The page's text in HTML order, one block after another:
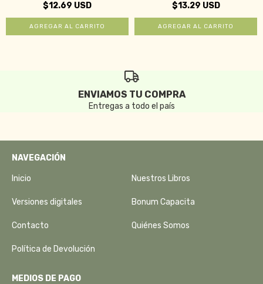
$12.69 USD $13.29 USD
ENVIAMOS TU COMPRA
Entregas a todo el país
NAVEGACIÓN
Inicio Nuestros Libros
Versiones digitales Bonum Capacita
Contacto Quiénes Somos
Política de Devolución
MEDIOS DE PAGO